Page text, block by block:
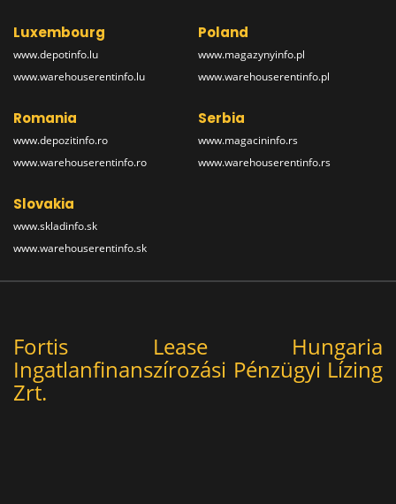
Luxembourg
www.depotinfo.lu
www.warehouserentinfo.lu
Poland
www.magazynyinfo.pl
www.warehouserentinfo.pl
Romania
www.depozitinfo.ro
www.warehouserentinfo.ro
Serbia
www.magacininfo.rs
www.warehouserentinfo.rs
Slovakia
www.skladinfo.sk
www.warehouserentinfo.sk
Fortis Lease Hungaria
Ingatlanfinanszírozási Pénzügyi Lízing
Zrt.